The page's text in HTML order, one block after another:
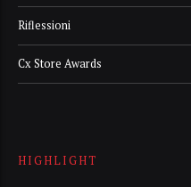
Riflessioni
Cx Store Awards
HIGHLIGHT